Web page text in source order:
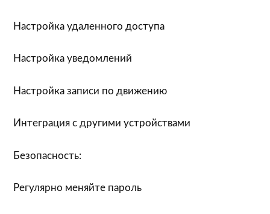
Настройка удаленного доступа
Настройка уведомлений
Настройка записи по движению
Интеграция с другими устройствами
Безопасность:
Регулярно меняйте пароль